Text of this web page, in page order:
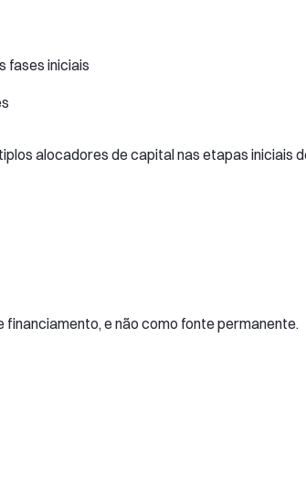
fases iniciais
alocadores de capital nas etapas iniciais
e não como fonte permanente.